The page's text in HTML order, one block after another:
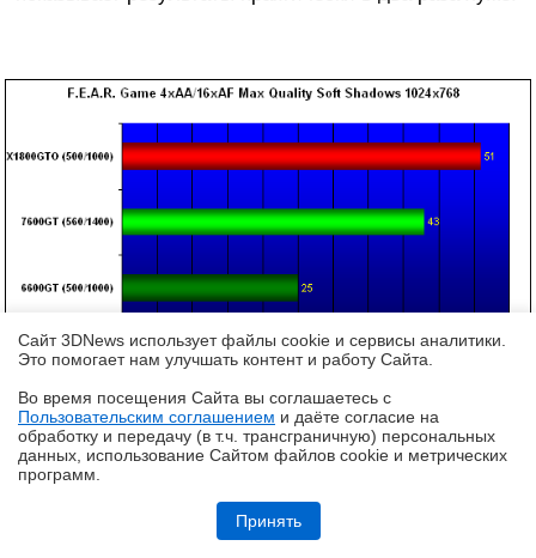
Обзор системы жидкостного охлаждения MSI MEG CoreLiquid E15
360: экран-водопад теперь и на СЖО
Сайт 3DNews использует файлы cookie и сервисы аналитики.
Это помогает нам улучшать контент и работу Cайта.
Во время посещения Cайта вы соглашаетесь с
Пользовательским соглашением и даёте согласие на
обработку и передачу (в т.ч. трансграничную) персональных
данных, использование Cайтом файлов cookie и метрических
программ.
Принять